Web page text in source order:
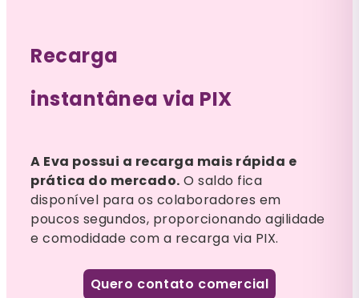
Recarga
instantânea via PIX
A Eva possui a recarga mais rápida e
prática do mercado. O saldo fica
disponível para os colaboradores em
poucos segundos, proporcionando agilidade
e comodidade com a recarga via PIX.
Quero contato comercial